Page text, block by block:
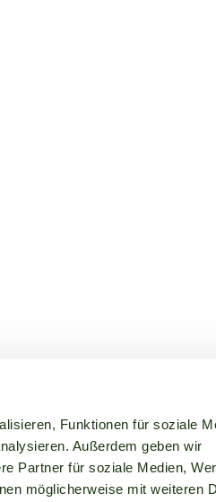
Funktionen für soziale
Außerdem geben wir
Partner für soziale Medien,
möglicherweise mit weiteren